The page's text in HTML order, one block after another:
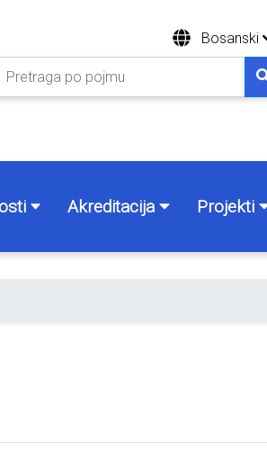
Bosanski
Akreditacija Projekti